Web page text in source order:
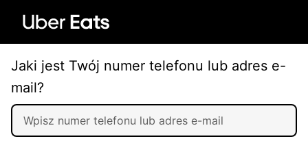
Jaki jest Twój numer telefonu lub adres e-
mail?